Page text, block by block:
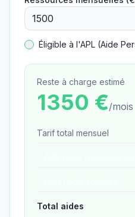
Éligible à l'APL (Aide
Reste à charge estimé
1350 €/mois
Tarif total mensuel
Total aides